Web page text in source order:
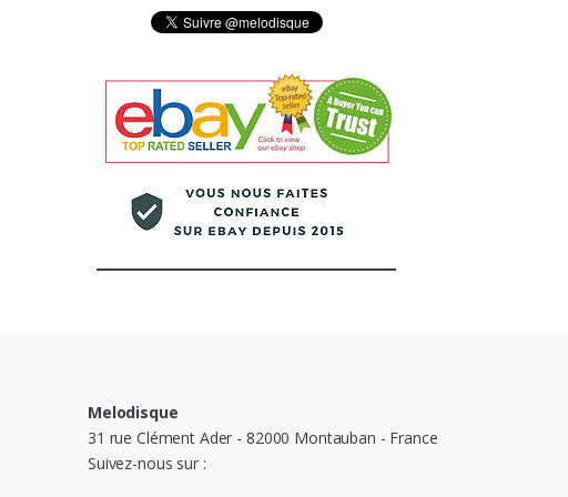
Melodisque
31 rue Clément Ader - 82000 Montauban - France
Suivez-nous sur :